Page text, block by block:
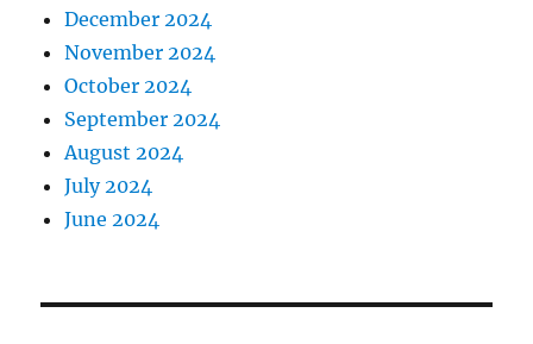
December 2024
November 2024
October 2024
September 2024
August 2024
July 2024
June 2024